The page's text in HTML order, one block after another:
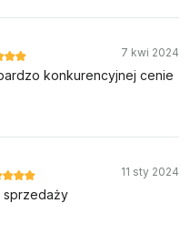
7 kwi 2024
konkurencyjnej cenie
11 sty 2024
sprzedaży